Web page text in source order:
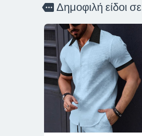
more Δημοφιλή είδοι